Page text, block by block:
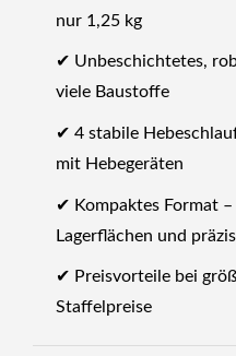
nur 1,25 kg
✔ Unbeschichtetes,
viele Baustoffe
✔ 4 stabile
mit Hebegeräten
✔ Kompaktes Format
Lagerflächen und
✔ Preisvorteile bei
Staffelpreise